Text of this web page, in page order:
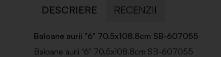
DESCRIERE RECENZII
Baloane aurii "6" 70.5x108.8cm SB-607055
Baloane aurii "6" 70.5x108.8cm SB-607055